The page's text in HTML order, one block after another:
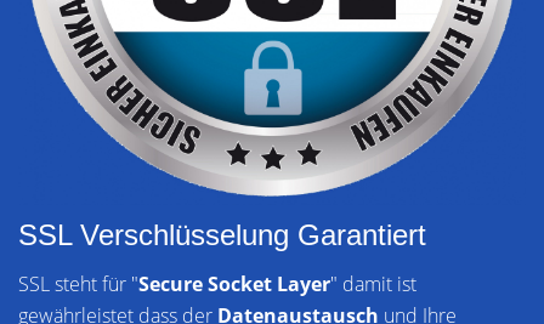
SSL Verschlüsselung Garantiert
SSL steht für "Secure Socket Layer" damit ist
gewährleistet dass der Datenaustausch und Ihre